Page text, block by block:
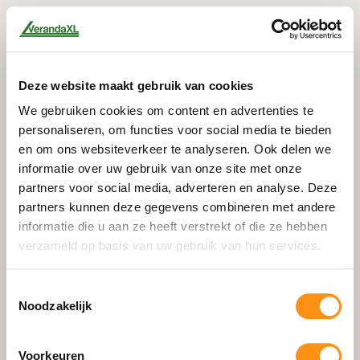
Deze website maakt gebruik van cookies
We gebruiken cookies om content en advertenties te
personaliseren, om functies voor social media te bieden
en om ons websiteverkeer te analyseren. Ook delen we
informatie over uw gebruik van onze site met onze
partners voor social media, adverteren en analyse. Deze
partners kunnen deze gegevens combineren met andere
informatie die u aan ze heeft verstrekt of die ze hebben
verzameld op basis van uw gebruik van hun services.
Noodzakelijk
Voorkeuren